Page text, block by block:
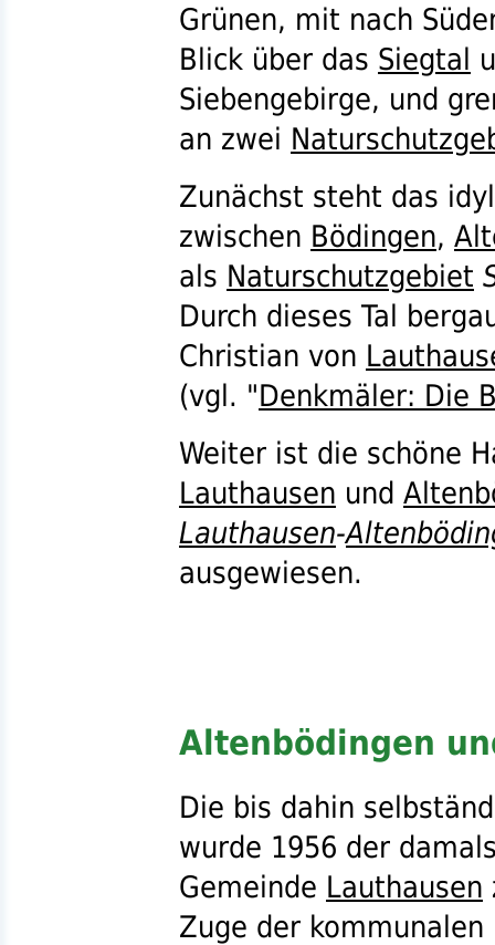
Grünen, mit nach
Blick über das Siegtal
Siebengebirge, und
an zwei
Zunächst steht das
zwischen Bödingen,
als Naturschutzgebiet
Durch dieses Tal
Christian von
(vgl. "Denkmäler: Die
Weiter ist die schöne
Lauthausen und
Lauthausen-
ausgewiesen.
Altenbödingen
Die bis dahin
wurde 1956 der
Gemeinde Lauthausen
Zuge der kommunalen